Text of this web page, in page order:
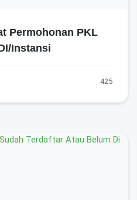
Permohonan PKL
Instansi
425